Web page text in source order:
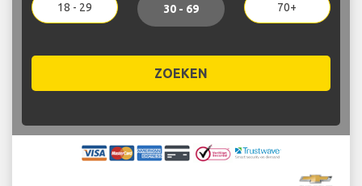
18 - 29 30 - 69 70+
ZOEKEN